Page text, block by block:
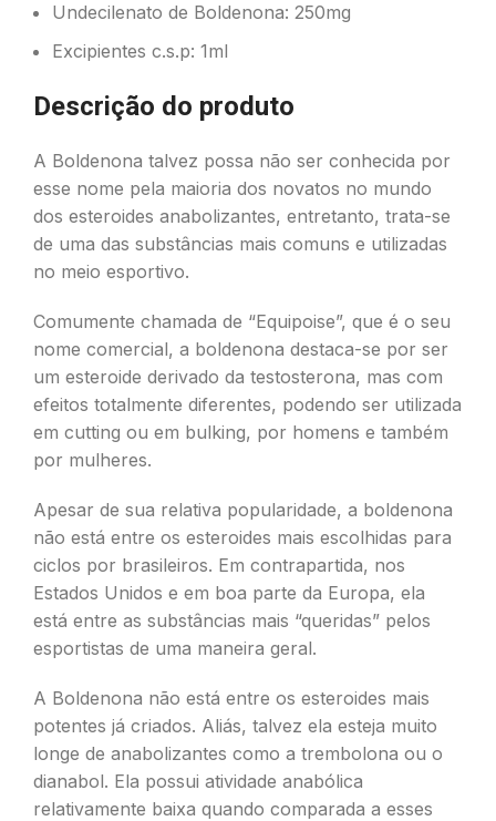
Undecilenato de Boldenona: 250mg
Excipientes c.s.p: 1ml
Descrição do produto
A Boldenona talvez possa não ser conhecida por
esse nome pela maioria dos novatos no mundo
dos esteroides anabolizantes, entretanto, trata-se
de uma das substâncias mais comuns e utilizadas
no meio esportivo.
Comumente chamada de “Equipoise”, que é o seu
nome comercial, a boldenona destaca-se por ser
um esteroide derivado da testosterona, mas com
efeitos totalmente diferentes, podendo ser utilizada
em cutting ou em bulking, por homens e também
por mulheres.
Apesar de sua relativa popularidade, a boldenona
não está entre os esteroides mais escolhidas para
ciclos por brasileiros. Em contrapartida, nos
Estados Unidos e em boa parte da Europa, ela
está entre as substâncias mais “queridas” pelos
esportistas de uma maneira geral.
A Boldenona não está entre os esteroides mais
potentes já criados. Aliás, talvez ela esteja muito
longe de anabolizantes como a trembolona ou o
dianabol. Ela possui atividade anabólica
relativamente baixa quando comparada a esses